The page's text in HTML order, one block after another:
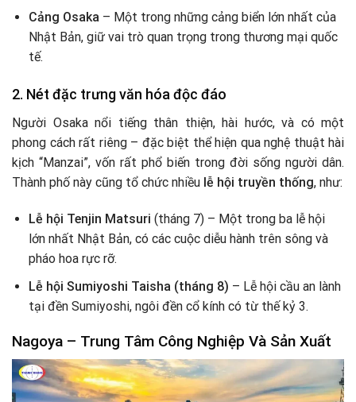
Cảng Osaka– Một trong những cảng biển lớn nhất của
Nhật Bản, giữ vai trò quan trọng trong thương mại quốc
tế.
2. Nét đặc trưng văn hóa độc đáo
Người Osaka nổi tiếng thân thiện, hài hước, và có một
phong cách rất riêng – đặc biệt thể hiện qua nghệ thuật hài
kịch “Manzai”, vốn rất phổ biến trong đời sống người dân.
Thành phố này cũng tổ chức nhiều lễ hội truyền thống, như:
Lễ hội Tenjin Matsuri (tháng 7) – Một trong ba lễ hội
lớn nhất Nhật Bản, có các cuộc diễu hành trên sông và
pháo hoa rực rỡ.
Lễ hội Sumiyoshi Taisha (tháng 8) – Lễ hội cầu an lành
tại đền Sumiyoshi, ngôi đền cổ kính có từ thế kỷ 3.
Nagoya – Trung Tâm Công Nghiệp Và Sản Xuất